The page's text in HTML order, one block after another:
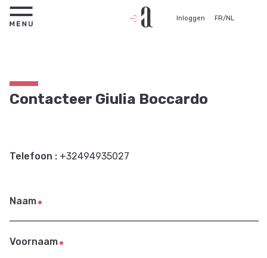
Inloggen FR/NL
Contacteer Giulia Boccardo
Telefoon : +32494935027
Naam
Voornaam